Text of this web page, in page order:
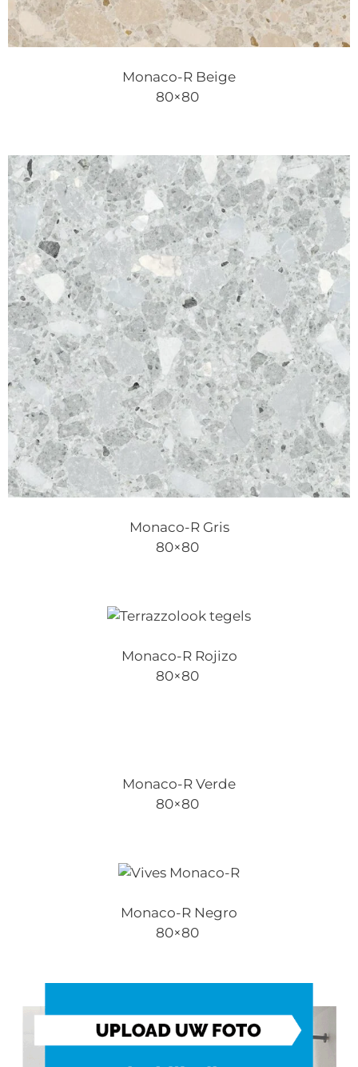
Monaco-R Beige
80×80
Monaco-R Gris
80×80
Monaco-R Rojizo
80×80
Monaco-R Verde
80×80
Monaco-R Negro
80×80